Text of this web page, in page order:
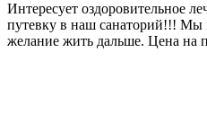
Интересует оздоровительное
путевку в наш санаторий!!! Мы
желание жить дальше. Цена на